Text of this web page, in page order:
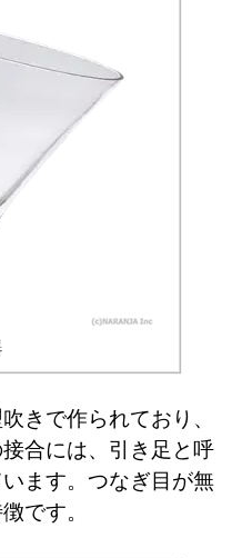
きで作られており、
合には、引き足と呼
ます。つなぎ目が無
です。